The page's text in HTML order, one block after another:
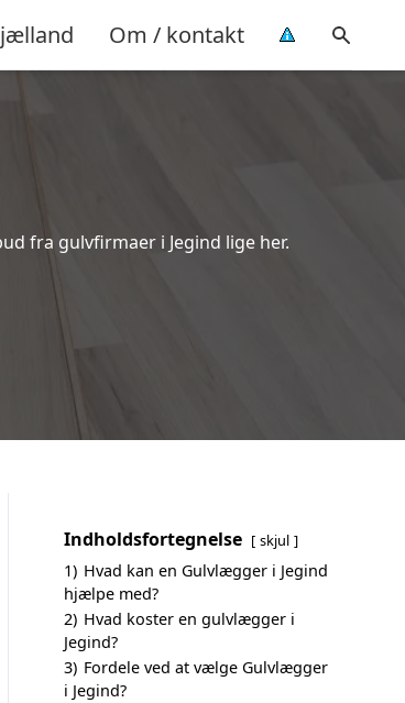
Om / kontakt
fra gulvfirmaer i Jegind lige her.
Indholdsfortegnelse skjul
1) Hvad kan en Gulvlægger i Jegind
hjælpe med?
2) Hvad koster en gulvlægger i
Jegind?
3) Fordele ved at vælge Gulvlægger
i Jegind?